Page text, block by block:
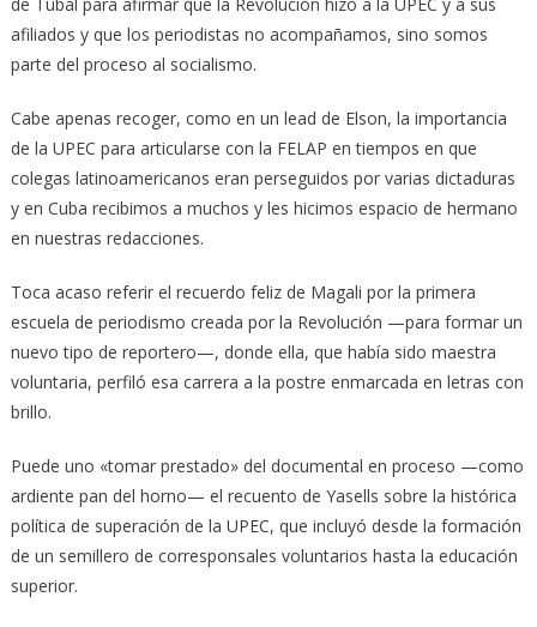
afiliados y que los periodistas no acompañamos, sino somos
parte del proceso al socialismo.
Cabe apenas recoger, como en un lead de Elson, la importancia
de la UPEC para articularse con la FELAP en tiempos en que
colegas latinoamericanos eran perseguidos por varias dictaduras
y en Cuba recibimos a muchos y les hicimos espacio de hermano
en nuestras redacciones.
Toca acaso referir el recuerdo feliz de Magali por la primera
escuela de periodismo creada por la Revolución —para formar un
nuevo tipo de reportero—, donde ella, que había sido maestra
voluntaria, perfiló esa carrera a la postre enmarcada en letras con
brillo.
Puede uno «tomar prestado» del documental en proceso —como
ardiente pan del horno— el recuento de Yasells sobre la histórica
política de superación de la UPEC, que incluyó desde la formación
de un semillero de corresponsales voluntarios hasta la educación
superior.